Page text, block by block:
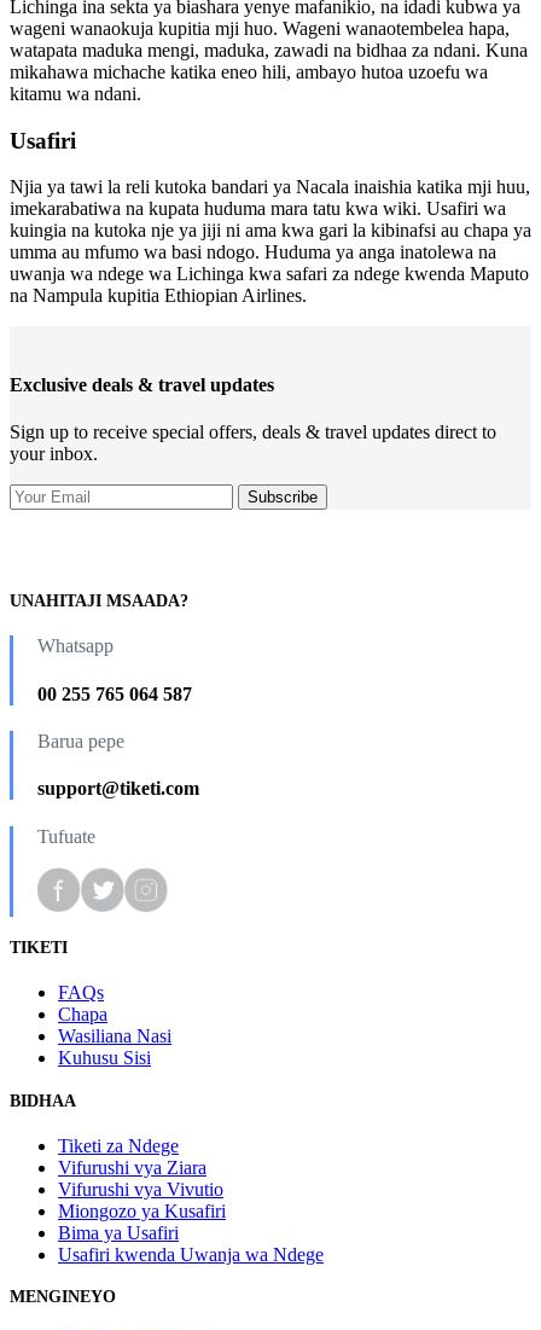
Lichinga ina sekta ya biashara yenye mafanikio, na idadi kubwa ya
wageni wanaokuja kupitia mji huo. Wageni wanaotembelea hapa,
watapata maduka mengi, maduka, zawadi na bidhaa za ndani. Kuna
mikahawa michache katika eneo hili, ambayo hutoa uzoefu wa
kitamu wa ndani.
Usafiri
Njia ya tawi la reli kutoka bandari ya Nacala inaishia katika mji huu,
imekarabatiwa na kupata huduma mara tatu kwa wiki. Usafiri wa
kuingia na kutoka nje ya jiji ni ama kwa gari la kibinafsi au chapa ya
umma au mfumo wa basi ndogo. Huduma ya anga inatolewa na
uwanja wa ndege wa Lichinga kwa safari za ndege kwenda Maputo
na Nampula kupitia Ethiopian Airlines.
Exclusive deals & travel updates
Sign up to receive special offers, deals & travel updates direct to
your inbox.
UNAHITAJI MSAADA?
Whatsapp
00 255 765 064 587
Barua pepe
support@tiketi.com
Tufuate
TIKETI
FAQs
Chapa
Wasiliana Nasi
Kuhusu Sisi
BIDHAA
Tiketi za Ndege
Vifurushi vya Ziara
Vifurushi vya Vivutio
Miongozo ya Kusafiri
Bima ya Usafiri
Usafiri kwenda Uwanja wa Ndege
MENGINEYO